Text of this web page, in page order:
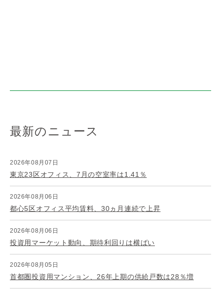
最新のニュース
2026年08月07日
東京23区オフィス、7月の空室率は1.41％
2026年08月06日
都心5区オフィス平均賃料、30ヵ月連続で上昇
2026年08月06日
投資用マーケット動向、期待利回りは横ばい
2026年08月05日
首都圏投資用マンション、26年上期の供給戸数は28％増